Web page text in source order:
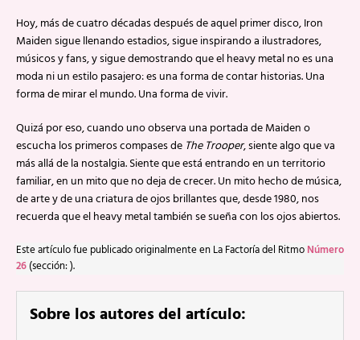
Hoy, más de cuatro décadas después de aquel primer disco, Iron
Maiden sigue llenando estadios, sigue inspirando a ilustradores,
músicos y fans, y sigue demostrando que el heavy metal no es una
moda ni un estilo pasajero: es una forma de contar historias. Una
forma de mirar el mundo. Una forma de vivir.
Quizá por eso, cuando uno observa una portada de Maiden o
escucha los primeros compases de The Trooper, siente algo que va
más allá de la nostalgia. Siente que está entrando en un territorio
familiar, en un mito que no deja de crecer. Un mito hecho de música,
de arte y de una criatura de ojos brillantes que, desde 1980, nos
recuerda que el heavy metal también se sueña con los ojos abiertos.
Este artículo fue publicado originalmente en La Factoría del Ritmo Número
26 (sección: ).
Sobre los autores del artículo: